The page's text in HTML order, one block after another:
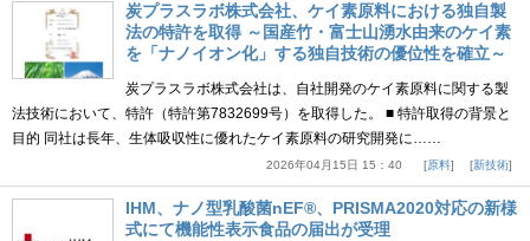
炭プラスラボ株式会社、ケイ素原料における独自製
法の特許を取得 ～国産竹・富士山湧水由来のケイ素
を「ナノイオン化」する独自技術の優位性を確立～
炭プラスラボ株式会社は、自社開発のケイ素原料に関する製
法技術において、特許（特許第7832699号）を取得した。 ■ 特許取得の背景と
目的 同社は長年、生体吸収性に優れたケイ素原料の研究開発に……
2026年04月15日 15：40 原料 新技術
IHM、ナノ型乳酸菌nEF®、PRISMA2020対応の新様
式にて機能性表示食品の届出が受理